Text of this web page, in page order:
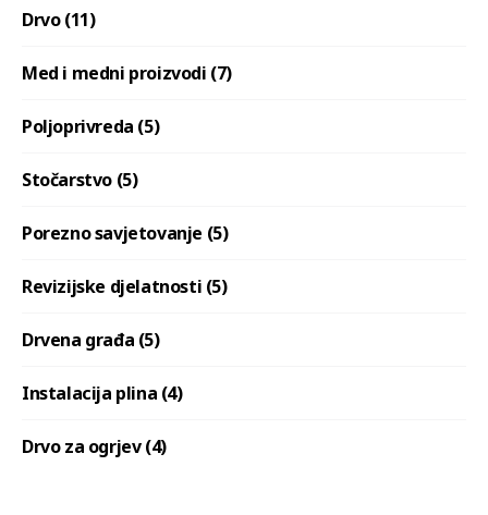
Drvo (11)
Med i medni proizvodi (7)
Poljoprivreda (5)
Stočarstvo (5)
Porezno savjetovanje (5)
Revizijske djelatnosti (5)
Drvena građa (5)
Instalacija plina (4)
Drvo za ogrjev (4)